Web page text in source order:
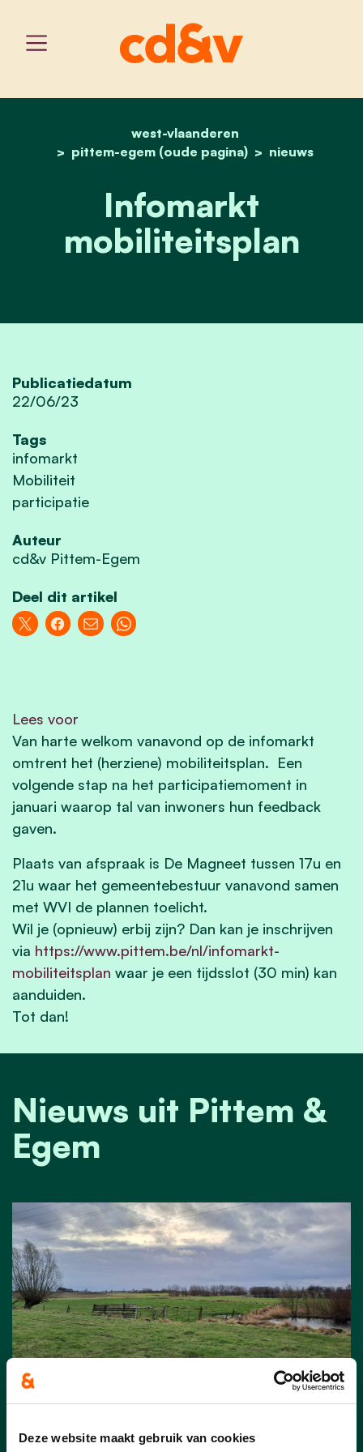
Deze website maakt gebruik van cookies
home
west-vlaanderen
pittem-egem (oude pagina)
nieuws
infomarkt mobiliteitsplan
Infomarkt
mobiliteitsplan
Publicatiedatum
22/06/23
Tags
infomarkt
Mobiliteit
participatie
Auteur
cd&v Pittem-Egem
Deel dit artikel
Lees voor
Van harte welkom vanavond op de infomarkt
omtrent het (herziene) mobiliteitsplan. Een
volgende stap na het participatiemoment in
januari waarop tal van inwoners hun feedback
gaven.
Plaats van afspraak is De Magneet tussen 17u en
21u waar het gemeentebestuur vanavond samen
met WVI de plannen toelicht.
Wil je (opnieuw) erbij zijn? Dan kan je inschrijven
via https://www.pittem.be/nl/infomarkt-
mobiliteitsplan waar je een tijdsslot (30 min) kan
aanduiden.
Tot dan!
Nieuws uit Pittem &
Egem
30/01/24